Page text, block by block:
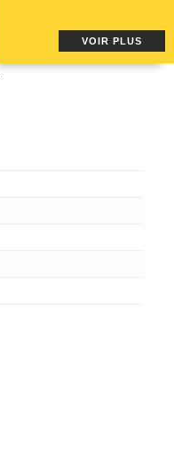
VOIR PLUS